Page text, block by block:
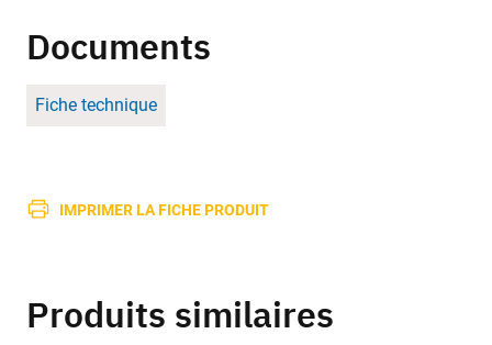
Documents
Fiche technique
IMPRIMER LA FICHE PRODUIT
Produits similaires